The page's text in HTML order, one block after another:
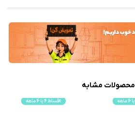
محصولات مشابه